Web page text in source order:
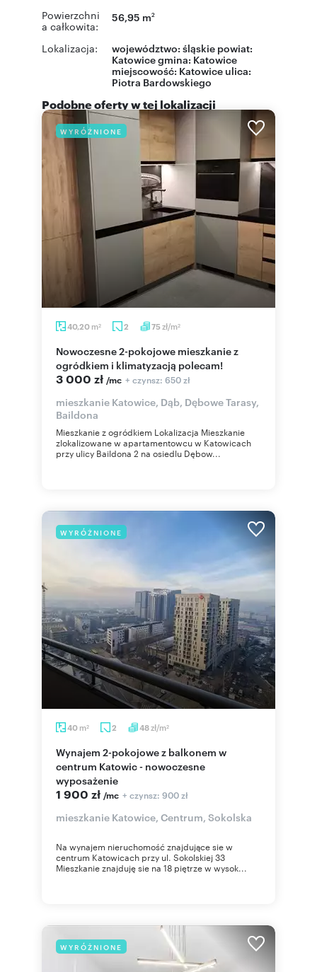
Powierzchni
a całkowita:
56,95 m2
Lokalizacja: województwo: śląskie powiat:
Katowicegmina: Katowice
miejscowość: Katowice ulica:
Piotra Bardowskiego
Podobne oferty w tej lokalizacji
WYRÓŻNIONE
40,20 m2 2 75 zł/m2
Nowoczesne 2-pokojowe mieszkanie z
ogródkiem i klimatyzacją polecam!
3 000 zł /mc + czynsz: 650 zł
mieszkanie Katowice, Dąb, Dębowe Tarasy,
Baildona
Mieszkanie z ogródkiem Lokalizacja Mieszkanie
zlokalizowane w apartamentowcu w Katowicach
przy ulicy Baildona 2 na osiedlu Dębow...
WYRÓŻNIONE
40 m2 2 48zł/m2
Wynajem 2-pokojowe z balkonem w
centrum Katowic - nowoczesne
wyposażenie
1 900 zł /mc + czynsz: 900 zł
mieszkanie Katowice, Centrum, Sokolska
Na wynajem nieruchomość znajdujące sie w
centrum Katowicach przy ul. Sokolskiej 33
Mieszkanie znajduję sie na 18 piętrze w wysok...
WYRÓŻNIONE